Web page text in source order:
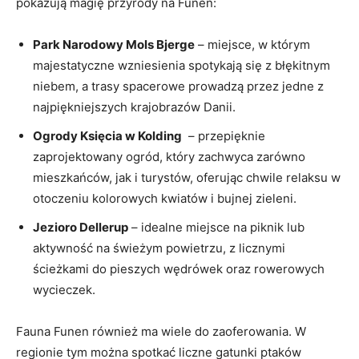
Park Narodowy Mols Bjerge – miejsce, w ⁣którym
majestatyczne wzniesienia spotykają​ się z błękitnym
niebem, a‍ trasy spacerowe prowadzą przez jedne z
najpiękniejszych krajobrazów Danii.
Ogrody Księcia w Kolding ⁤ – przepięknie
zaprojektowany ogród, który zachwyca zarówno
⁣mieszkańców, jak ‌i turystów, oferując chwile relaksu w
otoczeniu kolorowych kwiatów i bujnej zieleni.
Jezioro‌ Dellerup – idealne miejsce ⁣na piknik lub
aktywność na świeżym powietrzu, z licznymi
ścieżkami do pieszych wędrówek oraz rowerowych
wycieczek.
Fauna Funen również ma wiele ⁤do zaoferowania. W
regionie tym ⁣można spotkać liczne⁢ gatunki ⁣ptaków